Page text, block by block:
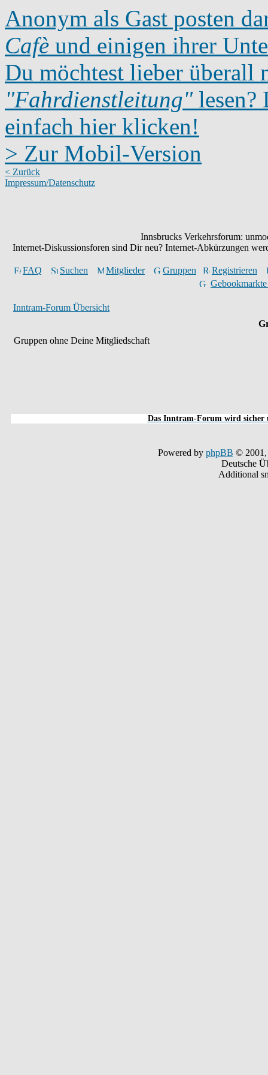
Anonym als Gast posten
Cafè und einigen ihrer
Du möchtest lieber überall
"Fahrdienstleitung"lesen?
einfach hier klicken!
> Zur Mobil-Version
< Zurück
Impressum/Datenschutz
Innsbrucks Verkehrsforum:
Internet-Diskussionsforen sind Dir neu? Internet-Abkürzungen
FAQ Suchen Mitglieder Gruppen
Registrieren
Inntram-Forum Übersicht
Gruppen ohne Deine Mitgliedschaft
Das Inntram-Forum wird sicher
Powered by phpBB © 2001,
Deutsche
Additional